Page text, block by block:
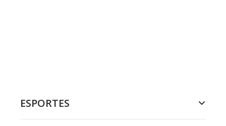
ESPORTES